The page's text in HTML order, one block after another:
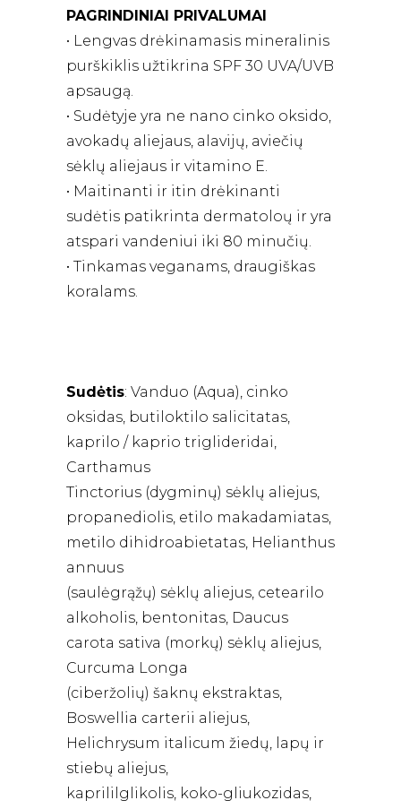
PAGRINDINIAI PRIVALUMAI
• Lengvas drėkinamasis mineralinis
purškiklis užtikrina SPF 30 UVA/UVB
apsaugą.
• Sudėtyje yra ne nano cinko oksido,
avokadų aliejaus, alavijų, aviečių
sėklų aliejaus ir vitamino E.
• Maitinanti ir itin drėkinanti
sudėtis patikrinta dermatoloų ir yra
atspari vandeniui iki 80 minučių.
• Tinkamas veganams, draugiškas
koralams.
Sudėtis: Vanduo (Aqua), cinko
oksidas, butiloktilo salicitatas,
kaprilo / kaprio triglideridai,
Carthamus
Tinctorius (dygminų) sėklų aliejus,
propanediolis, etilo makadamiatas,
metilo dihidroabietatas, Helianthus
annuus
(saulėgrąžų) sėklų aliejus, cetearilo
alkoholis, bentonitas, Daucus
carota sativa (morkų) sėklų aliejus,
Curcuma Longa
(ciberžolių) šaknų ekstraktas,
Boswellia carterii aliejus,
Helichrysum italicum žiedų, lapų ir
stiebų aliejus,
kaprililglikolis, koko-gliukozidas,